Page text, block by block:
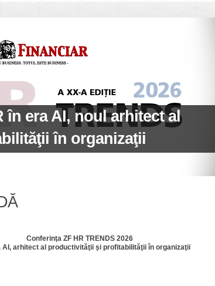
în era AI, noul arhitect al
în organizaţii
Conferinţa ZF HR TRENDS 2026
AI, arhitect al productivităţii şi profitabilităţii în organizaţii